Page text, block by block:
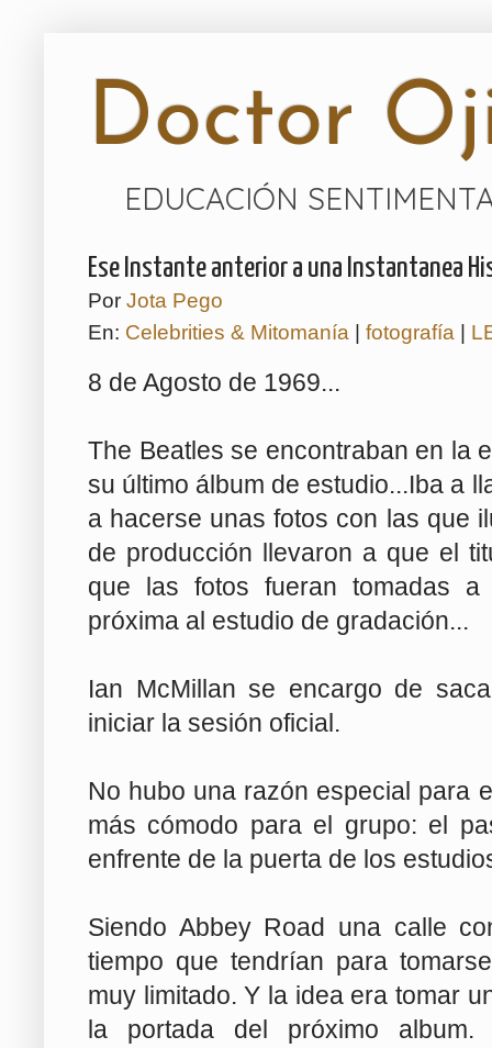
Doctor
EDUCACIÓN
Ese Instante anterior a una Instantanea
Por Jota Pego
En: Celebrities & Mitomanía fotografía
8 de Agosto de 1969...
The Beatles se encontraban en la
su último álbum de estudio...Iba a
a hacerse unas fotos con las que
de producción llevaron a que el
que las fotos fueran tomadas
próxima al estudio de gradación...
Ian McMillan se encargo de
iniciar la sesión oficial.
No hubo una razón especial para
más cómodo para el grupo: el
enfrente de la puerta de los
Siendo Abbey Road una calle
tiempo que tendrían para
muy limitado. Y la idea era tomar
la portada del próximo